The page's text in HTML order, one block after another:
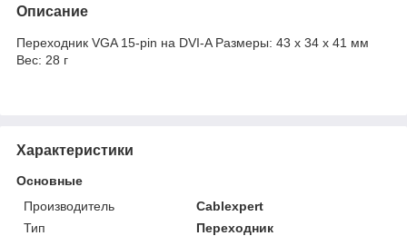
Описание
Переходник VGA 15-pin на DVI-A Размеры: 43 x 34 x 41 мм
Вес: 28 г
Характеристики
Основные
Производитель
Cablexpert
Тип
Переходник